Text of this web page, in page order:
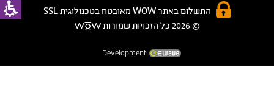
התשלום באתר WOW מאובטח בטכנולוגית SSL
© 2026 כל הזכויות שמורות
Development: